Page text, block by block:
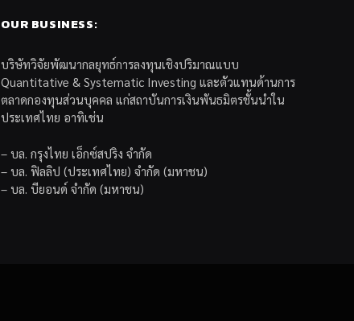
OUR BUSINESS:
บริษัทวิจัยพัฒนากลยุทธ์การลงทุนเชิงปริมาณแบบ
Quantitative & Systematic Investing และตัวแทนด้านการ
ตลาดกองทุนส่วนบุคคล แก่สถาบันการเงินพันธมิตรชั้นนำใน
ประเทศไทย อาทิเช่น
– บล. กรุงไทย เอ็กซ์สปริง จำกัด
– บล. ฟิลลิป (ประเทศไทย) จำกัด (มหาชน)
– บล. บียอนด์ จำกัด (มหาชน)